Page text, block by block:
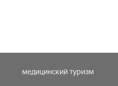
медицинский туризм